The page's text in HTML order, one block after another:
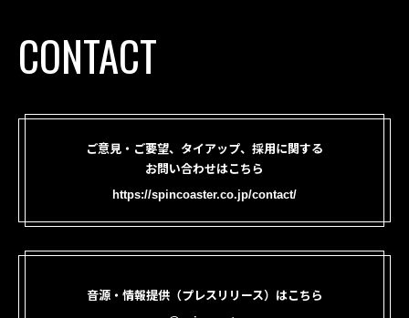
CONTACT
ご意見・ご要望、タイアップ、採用に関する
お問い合わせはこちら
https://spincoaster.co.jp/contact/
音源・情報提供（プレスリリース）はこちら